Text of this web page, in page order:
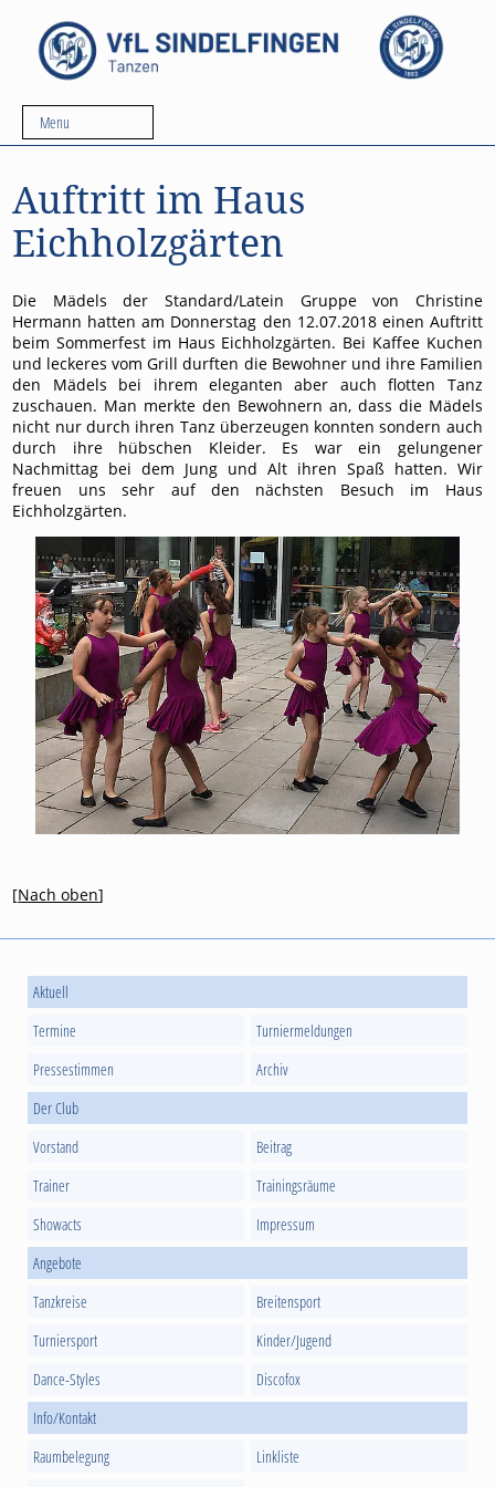
Menu
Auftritt im Haus
Eichholzgärten
Die Mädels der Standard/Latein Gruppe von Christine
Hermann hatten am Donnerstag den 12.07.2018 einen Auftritt
beim Sommerfest im Haus Eichholzgärten. Bei Kaffee Kuchen
und leckeres vom Grill durften die Bewohner und ihre Familien
den Mädels bei ihrem eleganten aber auch flotten Tanz
zuschauen. Man merkte den Bewohnern an, dass die Mädels
nicht nur durch ihren Tanz überzeugen konnten sondern auch
durch ihre hübschen Kleider. Es war ein gelungener
Nachmittag bei dem Jung und Alt ihren Spaß hatten. Wir
freuen uns sehr auf den nächsten Besuch im Haus
Eichholzgärten.
[Nach oben]
Aktuell
Termine
Turniermeldungen
Pressestimmen
Archiv
Der Club
Vorstand
Beitrag
Trainer
Trainingsräume
Showacts
Impressum
Angebote
Tanzkreise
Breitensport
Turniersport
Kinder/Jugend
Dance-Styles
Discofox
Info/Kontakt
Raumbelegung
Linkliste